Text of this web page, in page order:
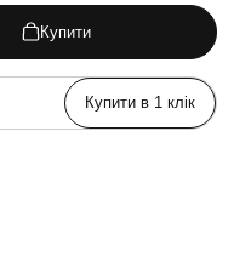
Купити
Купити в 1 клік